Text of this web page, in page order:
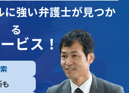
に強い弁護士が見つか
る
ビス！